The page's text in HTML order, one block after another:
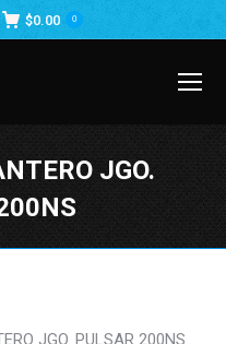
$0.00 0
JGO.
JGO. PULSAR 200NS